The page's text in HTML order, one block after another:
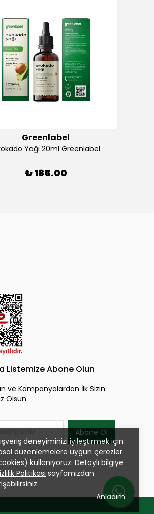
deneyiminizi iyileştirmek için
düzenlemelere uygun çerezler
kullanıyoruz. Detaylı bilgiye
Politikası sayfamızdan
Anladım
Greenlabel
Yağı 20ml Greenlabel
₺ 185.00
Listemize Abone Olun
ve Kampanyalardan İlk Sizin
Olsun.
Abone Ol